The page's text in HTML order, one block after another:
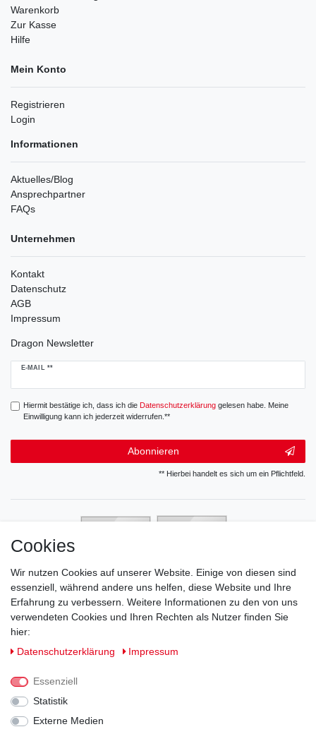
Warenkorb
Zur Kasse
Hilfe
Mein Konto
Registrieren
Login
Informationen
Aktuelles/Blog
Ansprechpartner
FAQs
Unternehmen
Kontakt
Datenschutz
AGB
Impressum
Dragon Newsletter
E-MAIL **
Newsletter
Hiermit bestätige ich, dass ich die Daten­schutz­erklärunggelesen habe. Meine
Einwilligung kann ich jederzeit widerrufen.**
Abonnieren
** Hierbei handelt es sich um ein Pflichtfeld.
Cookies
Wir nutzen Cookies auf unserer Website. Einige von diesen sind
essenziell, während andere uns helfen, diese Website und Ihre
Erfahrung zu verbessern. Weitere Informationen zu den von uns
verwendeten Cookies und Ihren Rechten als Nutzer finden Sie
hier:
Daten­schutz­erklärung
Impressum
Essenziell
Statistik
Externe Medien